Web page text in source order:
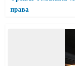
права